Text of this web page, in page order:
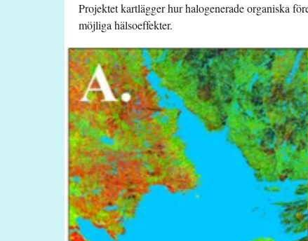
Projektet kartlägger hur halogenerade organiska
möjliga hälsoeffekter.